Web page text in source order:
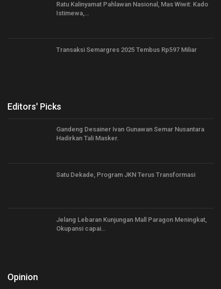
Ratu Kalinyamat Pahlawan Nasional, Mas Wiwit: Kado
Istimewa,…
Transaksi Semargres 2025 Tembus Rp597 Miliar
Editors' Picks
Gandeng Desainer Ivan Gunawan Semar Nusantara
Hadirkan Tali Masker.
Satu Dekade, Program JKN Terus Transformasi
Jelang Lebaran Kunjungan Mall Paragon Meningkat,
Okupansi capai…
Opinion